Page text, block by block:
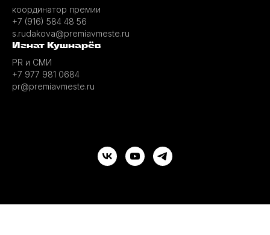
координатор премии
+7 (916) 584 48 56
s.rudakova@premiavmeste.ru
Игнат Кушнарёв
PR и СМИ
+7 977 981 0684
pr@premiavmeste.ru